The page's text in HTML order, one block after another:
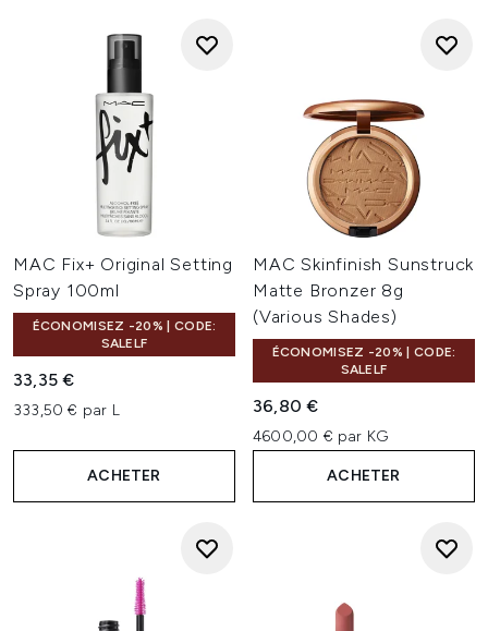
MAC Fix+ Original Setting
Spray 100ml
ÉCONOMISEZ -20% | CODE:
SALELF
33,35 €
333,50 € par L
ACHETER
MAC Skinfinish Sunstruck
Matte Bronzer 8g
(Various Shades)
ÉCONOMISEZ -20% | CODE:
SALELF
36,80 €
4600,00 € par KG
ACHETER